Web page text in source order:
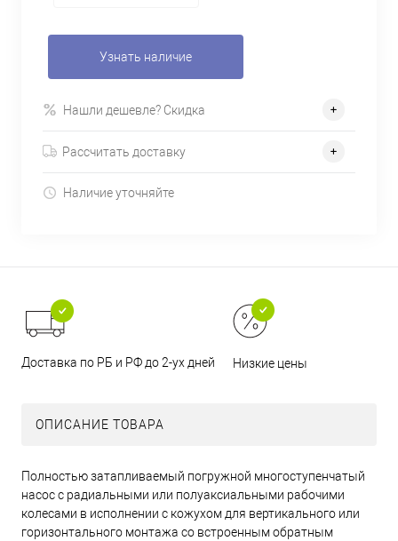
Узнать наличие
Нашли дешевле? Скидка
Рассчитать доставку
Наличие уточняйте
Доставка по РБ и РФ до 2-ух дней Низкие цены
ОПИСАНИЕ ТОВАРА
Полностью затапливаемый погружной многоступенчатый
насос с радиальными или полуаксиальными рабочими
колесами в исполнении с кожухом для вертикального или
горизонтального монтажа со встроенным обратным